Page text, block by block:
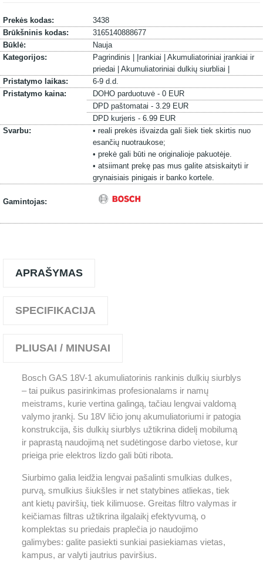
Prekės kodas:
3438
Brūkšninis kodas:
3165140888677
Būklė:
Nauja
Kategorijos:
Pagrindinis | Įrankiai | Akumuliatoriniai įrankiai ir
priedai | Akumuliatoriniai dulkių siurbliai |
Pristatymo laikas:
6-9 d.d.
Pristatymo kaina:
DOHO parduotuvė - 0 EUR
DPD paštomatai - 3.29 EUR
DPD kurjeris - 6.99 EUR
Svarbu:
• reali prekės išvaizda gali šiek tiek skirtis nuo
esančių nuotraukose;
• prekė gali būti ne originalioje pakuotėje.
• atsiimant prekę pas mus galite atsiskaityti ir
grynaisiais pinigais ir banko kortele.
Gamintojas:
APRAŠYMAS
SPECIFIKACIJA
PLIUSAI / MINUSAI
Bosch GAS 18V-1 akumuliatorinis rankinis dulkių siurblys
– tai puikus pasirinkimas profesionalams ir namų
meistrams, kurie vertina galingą, tačiau lengvai valdomą
valymo įrankį. Su 18V ličio jonų akumuliatoriumi ir patogia
konstrukcija, šis dulkių siurblys užtikrina didelį mobilumą
ir paprastą naudojimą net sudėtingose darbo vietose, kur
prieiga prie elektros lizdo gali būti ribota.
Siurbimo galia leidžia lengvai pašalinti smulkias dulkes,
purvą, smulkius šiukšles ir net statybines atliekas, tiek
ant kietų paviršių, tiek kilimuose. Greitas filtro valymas ir
keičiamas filtras užtikrina ilgalaikį efektyvumą, o
komplektas su priedais praplečia jo naudojimo
galimybes: galite pasiekti sunkiai pasiekiamas vietas,
kampus, ar valyti jautrius paviršius.